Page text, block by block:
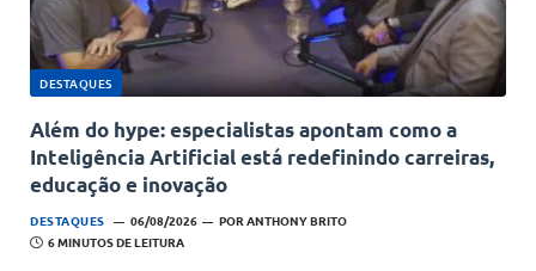
DESTAQUES
Além do hype: especialistas apontam como a
Inteligência Artificial está redefinindo carreiras,
educação e inovação
DESTAQUES 06/08/2026 POR ANTHONY BRITO
6 MINUTOS DE LEITURA